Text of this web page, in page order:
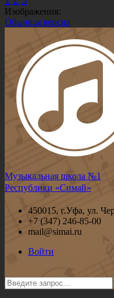
Изображения:
Обычная версия
Музыкальная школа №1
Республики «Симай»
450015, г.Уфа, ул.
+7 (347) 246-85-00
mail@simai.ru
Войти